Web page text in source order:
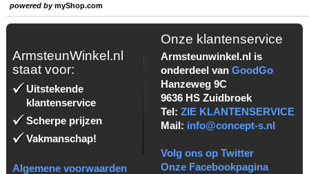
powered bymyShop.com
ArmsteunWinkel.nl
staat voor:
Uitstekende
klantenservice
Scherpe prijzen
Vakmanschap!
Algemene voorwaarden
Onze klantenservice
Armsteunwinkel.nl is
onderdeel van GoodGo
Hanzeweg 9C
9636 HS Zuidbroek
Tel: ZIE KLANTENSERVICE
Mail: info@concept-s.nl
Volg ons op Twitter
Onze Facebookpagina